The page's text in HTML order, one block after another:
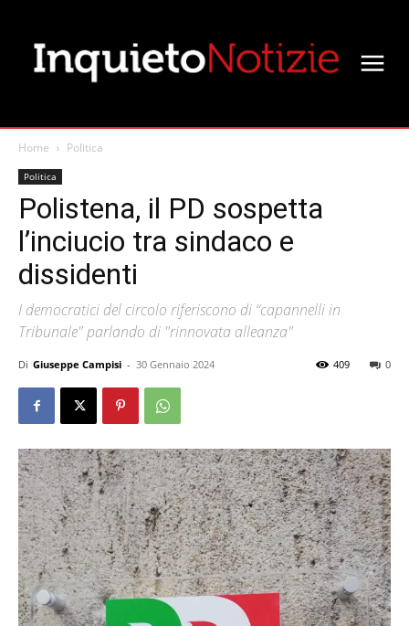
Home Politica
Politica
Polistena, il PD sospetta
l’inciucio tra sindaco e
dissidenti
I democratici del circolo riferiscono di “capannelli in
Tribunale" parlando di "rinnovata alleanza"
Di Giuseppe Campisi - 30 Gennaio 2024 0
409